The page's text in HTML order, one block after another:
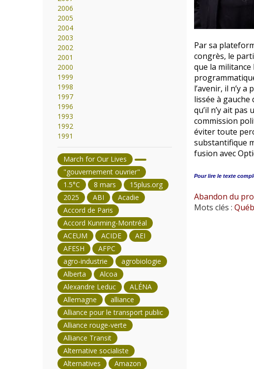
Par sa
congrès, le
que la
l’avenir, il n’y
lissée à
qu’il n’y ait
commission
éviter toute
substantifique
fusion avec
Pour lire le texte
Abandon du
Mots clés :
2006
2005
2004
2003
2002
2001
2000
1999
1998
1997
1996
1993
1992
1991
March for Our Lives
"gouvernement ouvrier"
1.5°C
8 mars
15plus.org
2025
ABI
Acadie
Accord de Paris
Accord Kunming-Montréal
ACEUM
ACIDE
AEI
AFESH
AFPC
agro-industrie
agrobiologie
Alberta
Alcoa
Alexandre Leduc
ALÉNA
Allemagne
alliance
Alliance pour le transport public
Alliance rouge-verte
Alliance Transit
Alternative socialiste
Alternatives
Amazon